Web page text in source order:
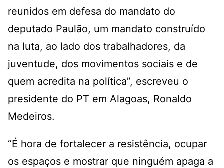
reunidos em defesa do mandato do
deputado Paulão, um mandato construído
na luta, ao lado dos trabalhadores, da
juventude, dos movimentos sociais e de
quem acredita na política”, escreveu o
presidente do PT em Alagoas, Ronaldo
Medeiros.
“É hora de fortalecer a resistência, ocupar
os espaços e mostrar que ninguém apaga a